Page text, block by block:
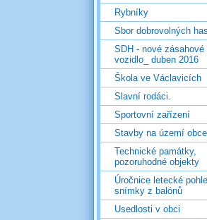
Rybníky
Sbor dobrovolných
SDH - nové zásahové
vozidlo_ duben 2016
Škola ve Václavicích
Slavní rodáci.
Sportovní zařízení
Stavby na území obce
Technické památky,
pozoruhodné objekty
Úročnice letecké
snímky z balónů
Usedlosti v obci